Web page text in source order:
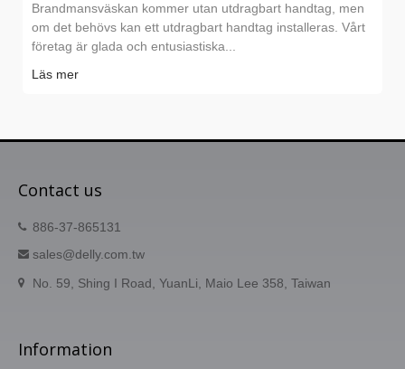
Brandmansväskan kommer utan utdragbart handtag, men
om det behövs kan ett utdragbart handtag installeras. Vårt
företag är glada och entusiastiska...
Läs mer
Contact us
886-37-865131
sales@delly.com.tw
No. 59, Shing I Road, YuanLi, Maio Lee 358, Taiwan
Information